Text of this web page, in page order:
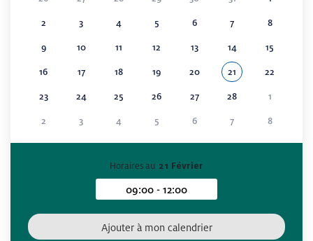
2 3 4 5 6 7 8
9 10 11 12 13 14 15
16 17 18 19 20 Voir tous les
21Février 2026
22
23 24 25 26 27 28 1
2 3 4 5 6 7 8
Horaires au 21 Février
Horaires au 21 Février 2026
09:00 - 12:00
Ajouter à mon calendrier